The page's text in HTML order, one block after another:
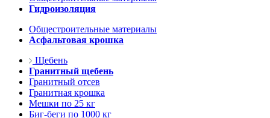
Гидроизоляция
Общестроительные материалы
Асфальтовая крошка
Щебень
Гранитный щебень
Гранитный отсев
Гранитная крошка
Мешки по 25 кг
Биг-беги по 1000 кг